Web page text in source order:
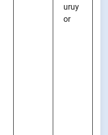
uruy
or